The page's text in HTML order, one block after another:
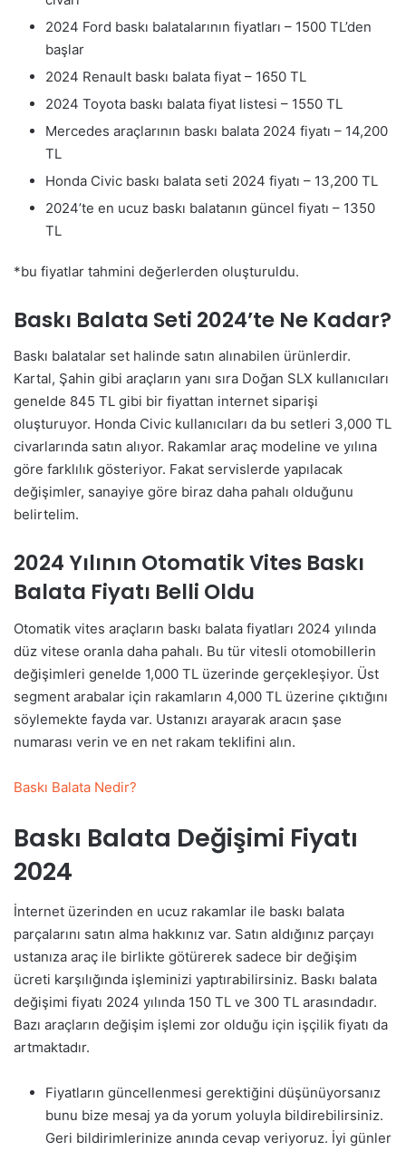
2024 Ford baskı balatalarının fiyatları – 1500 TL’den
başlar
2024 Renault baskı balata fiyat – 1650 TL
2024 Toyota baskı balata fiyat listesi – 1550 TL
Mercedes araçlarının baskı balata 2024 fiyatı – 14,200
TL
Honda Civic baskı balata seti 2024 fiyatı – 13,200 TL
2024’te en ucuz baskı balatanın güncel fiyatı – 1350
TL
*bu fiyatlar tahmini değerlerden oluşturuldu.
Baskı Balata Seti 2024’te Ne Kadar?
Baskı balatalar set halinde satın alınabilen ürünlerdir.
Kartal, Şahin gibi araçların yanı sıra Doğan SLX kullanıcıları
genelde 845 TL gibi bir fiyattan internet siparişi
oluşturuyor. Honda Civic kullanıcıları da bu setleri 3,000 TL
civarlarında satın alıyor. Rakamlar araç modeline ve yılına
göre farklılık gösteriyor. Fakat servislerde yapılacak
değişimler, sanayiye göre biraz daha pahalı olduğunu
belirtelim.
2024 Yılının Otomatik Vites Baskı
Balata Fiyatı Belli Oldu
Otomatik vites araçların baskı balata fiyatları 2024 yılında
düz vitese oranla daha pahalı. Bu tür vitesli otomobillerin
değişimleri genelde 1,000 TL üzerinde gerçekleşiyor. Üst
segment arabalar için rakamların 4,000 TL üzerine çıktığını
söylemekte fayda var. Ustanızı arayarak aracın şase
numarası verin ve en net rakam teklifini alın.
Baskı Balata Nedir?
Baskı Balata Değişimi Fiyatı
2024
İnternet üzerinden en ucuz rakamlar ile baskı balata
parçalarını satın alma hakkınız var. Satın aldığınız parçayı
ustanıza araç ile birlikte götürerek sadece bir değişim
ücreti karşılığında işleminizi yaptırabilirsiniz. Baskı balata
değişimi fiyatı 2024 yılında 150 TL ve 300 TL arasındadır.
Bazı araçların değişim işlemi zor olduğu için işçilik fiyatı da
artmaktadır.
Fiyatların güncellenmesi gerektiğini düşünüyorsanız
bunu bize mesaj ya da yorum yoluyla bildirebilirsiniz.
Geri bildirimlerinize anında cevap veriyoruz. İyi günler